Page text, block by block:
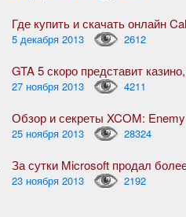
Где купить и скачать онлайн
5 декабря 2013 2612
27 ноября 2013 4211
Обзор и секреты XCOM:
25 ноября 2013 28324
За сутки Microsoft продал
23 ноября 2013 2192